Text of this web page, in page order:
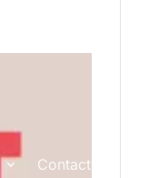
Contact